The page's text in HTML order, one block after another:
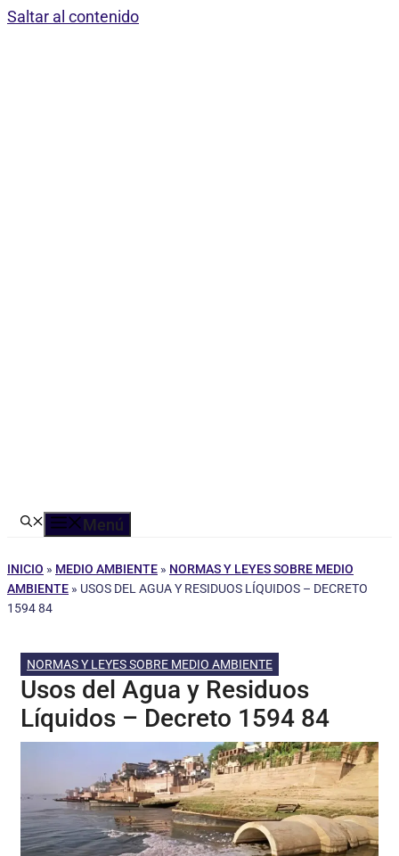
Saltar al contenido
Menú
INICIO » MEDIO AMBIENTE » NORMAS Y LEYES SOBRE MEDIO
AMBIENTE » USOS DEL AGUA Y RESIDUOS LÍQUIDOS – DECRETO
1594 84
NORMAS Y LEYES SOBRE MEDIO AMBIENTE
Usos del Agua y Residuos
Líquidos – Decreto 1594 84